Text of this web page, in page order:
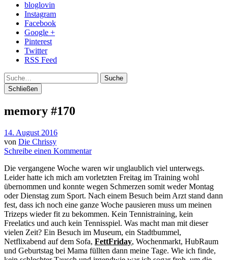
bloglovin
Instagram
Facebook
Google +
Pinterest
Twitter
RSS Feed
Suche
Schließen
memory #170
14. August 2016
von Die Chrissy
Schreibe einen Kommentar
Die vergangene Woche waren wir unglaublich viel unterwegs.
Leider hatte ich mich am vorletzten Freitag im Training wohl
übernommen und konnte wegen Schmerzen somit weder Montag
oder Dienstag zum Sport. Nach einem Besuch beim Arzt stand dann
fest, dass ich noch eine ganze Woche pausieren muss um meinen
Trizeps wieder fit zu bekommen. Kein Tennistraining, kein
Freelatics und auch kein Tennisspiel. Was macht man mit dieser
vielen Zeit? Ein Besuch im Museum, ein Stadtbummel,
Netflixabend auf dem Sofa, FettFriday, Wochenmarkt, HubRaum
und Geburtstag bei Mama füllten dann meine Tage. Wie ich finde,